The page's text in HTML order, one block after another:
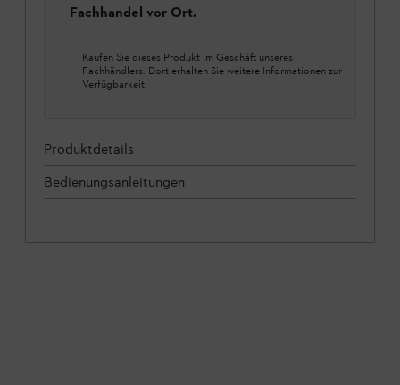
Fachhandel vor Ort.
Kaufen Sie dieses Produkt im Geschäft unseres
Fachhändlers. Dort erhalten Sie weitere Informationen zur
Verfügbarkeit.
Produktdetails
Bedienungsanleitungen